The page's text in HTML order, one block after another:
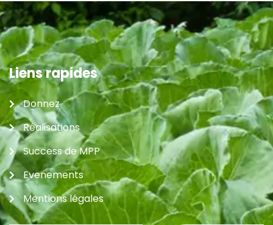
Liens rapides
Donnez
Réalisations
Success de MPP
Evenements
Mentions légales